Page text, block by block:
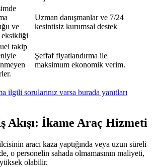
ve
Uzman danışmanlar ve 7/24
kesintisiz kurumsal destek
takip
Şeffaf fiyatlandırma ile
maksimum ekonomik verim.
ilgili sorularınız varsa burada yanıtları
Akışı: İkame Araç Hizmeti
aracı kaza yaptığında veya uzun süreli
o personelin sahada olmamasının maliyeti,
olabilir.